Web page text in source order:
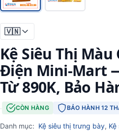
🇻🇳
Kệ Siêu Thị Màu
Điện Mini-Mart
Từ 890K, Bảo
· CÒN HÀNG BẢO HÀNH 12
Danh mục: Kệ siêu thị trưng bày,